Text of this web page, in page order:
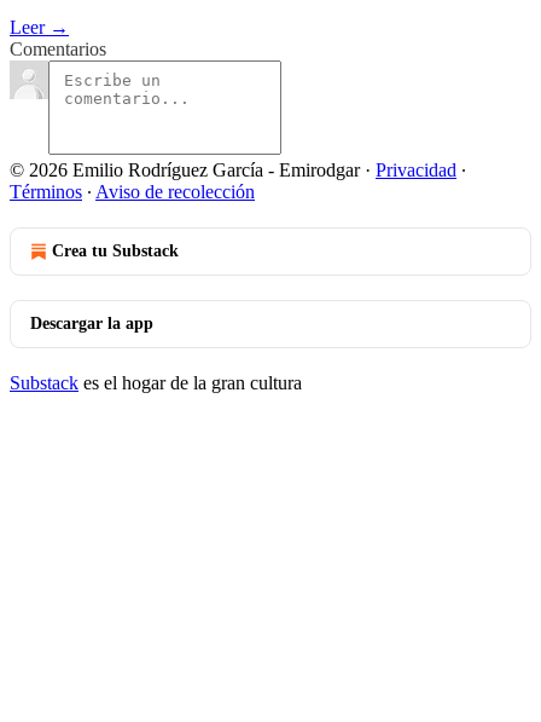
Leer →
Comentarios
© 2026 Emilio Rodríguez García - Emirodgar· Privacidad ∙
Términos ∙ Aviso de recolección
Crea tu Substack
Descargar la app
Substack es el hogar de la gran cultura